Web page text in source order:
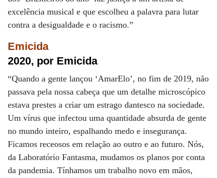
excelência musical e que escolheu a palavra para lutar
contra a desigualdade e o racismo.”
Emicida
2020, por Emicida
“Quando a gente lançou ‘AmarElo’, no fim de 2019, não
passava pela nossa cabeça que um detalhe microscópico
estava prestes a criar um estrago dantesco na sociedade.
Um vírus que infectou uma quantidade absurda de gente
no mundo inteiro, espalhando medo e insegurança.
Ficamos receosos em relação ao outro e ao futuro. Nós,
da Laboratório Fantasma, mudamos os planos por conta
da pandemia. Tínhamos um trabalho novo em mãos,